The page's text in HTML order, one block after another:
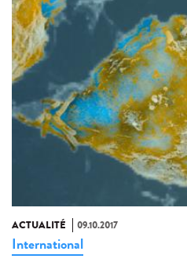
ACTUALITÉ 09.10.2017
International